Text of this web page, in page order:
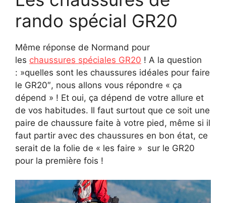
rando spécial GR20
Même réponse de Normand pour
les chaussures spéciales GR20 ! A la question
: »quelles sont les chaussures idéales pour faire
le GR20″, nous allons vous répondre « ça
dépend » ! Et oui, ça dépend de votre allure et
de vos habitudes. Il faut surtout que ce soit une
paire de chaussure faite à votre pied, même si il
faut partir avec des chaussures en bon état, ce
serait de la folie de « les faire » sur le GR20
pour la première fois !